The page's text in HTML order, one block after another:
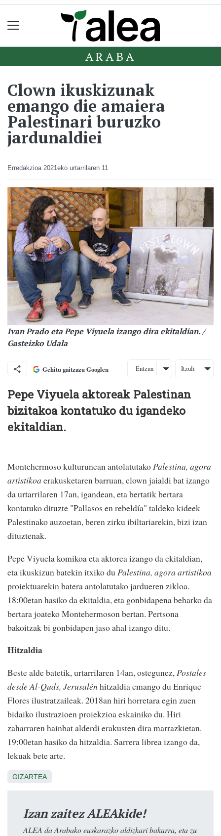
ARABA
Clown ikuskizunak
emango die amaiera
Palestinari buruzko
jardunaldiei
Erredakzioa 2021eko urtarrilaren 11
Ivan Prado eta Pepe Viyuela izango dira ekitaldian. /
Gasteizko Udala
Gehitu gaitzazu Googlen Entzun Itzuli
Pepe Viyuela aktoreak Palestinan
bizitakoa kontatuko du igandeko
ekitaldian.
Montehermoso kulturunean antolatutakoPalestina, agora
artistikoa erakusketaren barruan, clown jaialdi bat izango
da urtarrilaren 17an, igandean, eta bertatik bertara
kontatuko dituzte "Pallasos en rebeldía" taldeko kideek
Palestinako auzoetan, beren zirku ibiltariarekin, bizi izan
dituztenak.
Pepe Viyuela komikoa eta aktorea izango da ekitaldian,
eta ikuskizun batekin itxiko du Palestina, agora artistikoa
proiektuarekin batera antolatutako jardueren zikloa.
18:00etan hasiko da ekitaldia, eta gonbidapena beharko da
bertara joateko Montehermoson bertan. Pertsona
bakoitzak bi gonbidapen jaso ahal izango ditu.
Hitzaldia
Beste alde batetik, urtarrilaren 14an, ostegunez,Postales
desde Al-Quds, Jerusalén hitzaldia emango du Enrique
Flores ilustratzaileak. 2018an hiri horretara egin zuen
bidaiko ilustrazioen proiekzioa eskainiko du. Hiri
zaharraren hainbat alderdi erakusten dira marrazkietan.
19:00etan hasiko da hitzaldia. Sarrera librea izango da,
lekuak bete arte.
GIZARTEA
Izan zaitez ALEAkide!
ALEA da Arabako euskarazko aldizkari bakarra, eta zu